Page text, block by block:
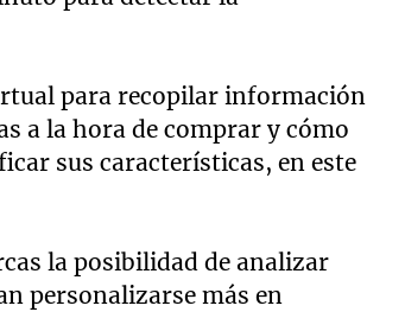
para recopilar información
a la hora de comprar y cómo
sus características, en este
la posibilidad de analizar
personalizarse más en